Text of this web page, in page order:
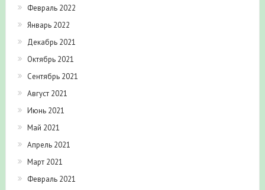
Февраль 2022
Январь 2022
Декабрь 2021
Октябрь 2021
Сентябрь 2021
Август 2021
Июнь 2021
Май 2021
Апрель 2021
Март 2021
Февраль 2021